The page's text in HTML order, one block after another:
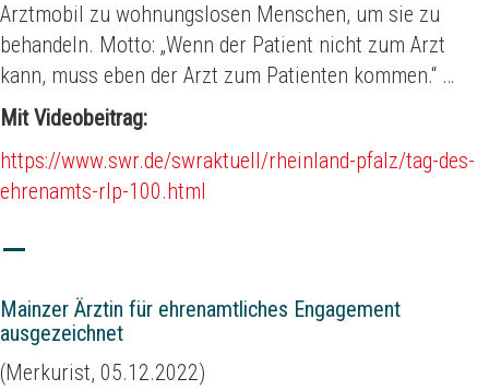
Arztmobil zu wohnungslosen Menschen, um sie zu
behandeln. Motto: „Wenn der Patient nicht zum Arzt
kann, muss eben der Arzt zum Patienten kommen.“ …
Mit Videobeitrag:
https://www.swr.de/swraktuell/rheinland-pfalz/tag-des-
ehrenamts-rlp-100.html
Mainzer Ärztin für ehrenamtliches Engagement
ausgezeichnet
(Merkurist, 05.12.2022)